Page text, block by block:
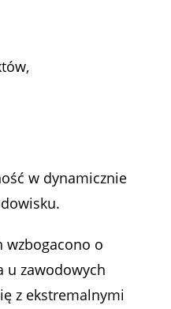
w dynamicznie
wzbogacono o
u zawodowych
z ekstremalnymi